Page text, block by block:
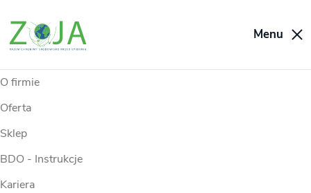
Menu
O firmie
Oferta
Sklep
BDO - Instrukcje
Kariera